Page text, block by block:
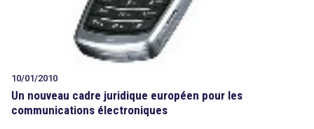
10/01/2010
Un nouveau cadre juridique européen pour les
communications électroniques